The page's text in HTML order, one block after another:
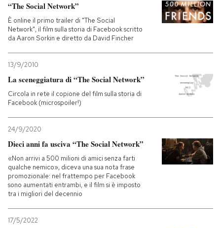
“The Social Network”
È online il primo trailer di "The Social
Network", il film sulla storia di Facebook scritto
da Aaron Sorkin e diretto da David Fincher
13/9/2010
La sceneggiatura di “The Social Network”
Circola in rete il copione del film sulla storia di
Facebook (microspoiler!)
24/9/2020
Dieci anni fa usciva “The Social Network”
«Non arrivi a 500 milioni di amici senza farti
qualche nemico», diceva una sua nota frase
promozionale: nel frattempo per Facebook
sono aumentati entrambi, e il film si è imposto
tra i migliori del decennio
17/5/2022